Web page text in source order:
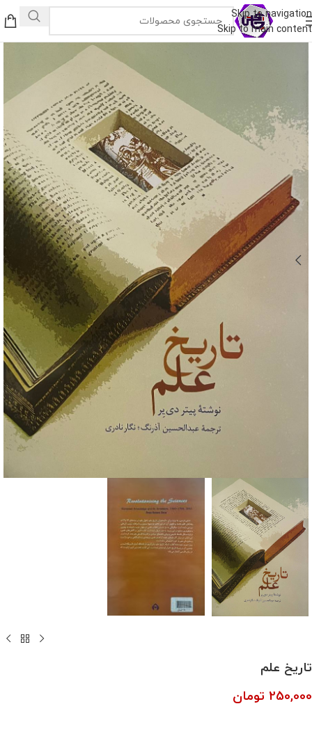
Skip to navigation
Skip to main content
تاریخ علم
250,000 تومان